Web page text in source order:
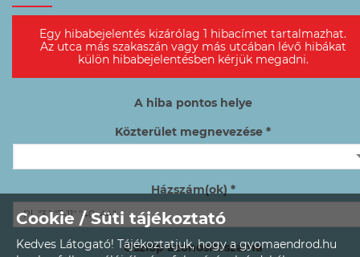
Egy hibabejelentés kizárólag 1 hibacímet tartalmazhat.
Az utca más szakaszán vagy más utcában lévő hibákat
külön hibabejelentésben kérjük megadni.
A hiba pontos helye
Közterület megnevezése *
Házszám(ok) *
Oszlop azonosítószáma
Cookie / Süti tájékoztató
Kedves Látogató! Tájékoztatjuk, hogy a gyomaendrod.hu